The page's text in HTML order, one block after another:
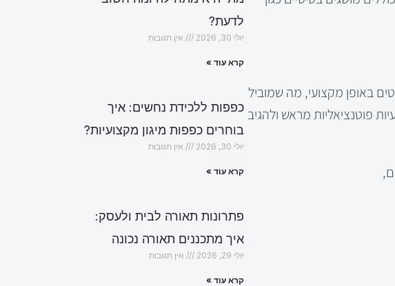
באופן מקצועי, מה שמוביל
פוטנציאליות מראש ולהגיב
לדעת?
יולי 30, 2026 אין תגובות
קרא עוד »
כפפות ללכידת נחשים: איך
בוחרים כפפות מיגון מקצועיות?
יולי 30, 2026 אין תגובות
קרא עוד »
פתרונות תאורה לבית ולעסק:
איך מתכננים תאורה נכונה
יולי 29, 2026 אין תגובות
קרא עוד »